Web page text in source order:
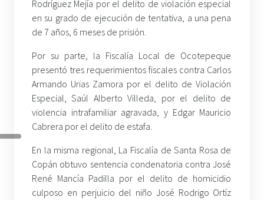
Rodríguez Mejía por el delito de violación especial
en su grado de ejecución de tentativa, a una pena
de 7 años, 6 meses de prisión.
Por su parte, la Fiscalía Local de Ocotepeque
presentó tres requerimientos fiscales contra Carlos
Armando Urias Zamora por el delito de Violación
Especial, Saúl Alberto Villeda, por el delito de
violencia intrafamiliar agravada, y Edgar Mauricio
Cabrera por el delito de estafa.
En la misma regional, La Fiscalía de Santa Rosa de
Copán obtuvo sentencia condenatoria contra José
René Mancía Padilla por el delito de homicidio
culposo en perjuicio del niño José Rodrigo Ortíz